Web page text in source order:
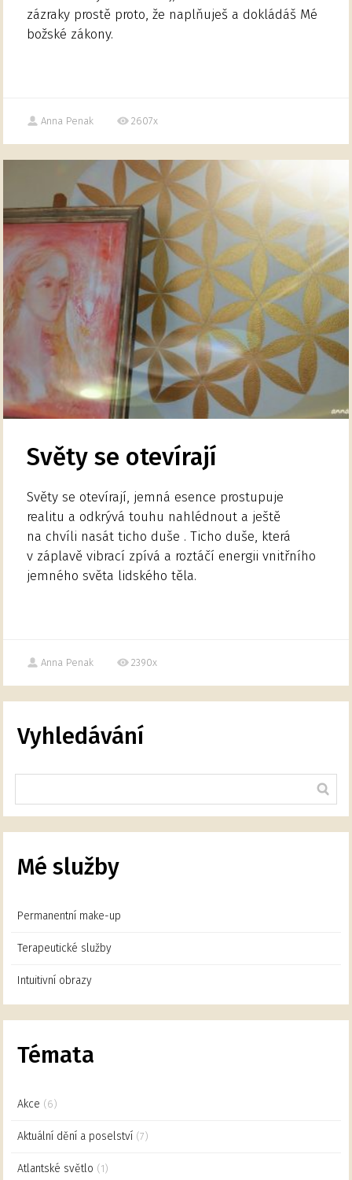
zázraky prostě proto, že naplňuješ a dokládáš Mé
božské zákony.
Anna Penak 2607x
Světy se otevírají
Světy se otevírají, jemná esence prostupuje
realitu a odkrývá touhu nahlédnout a ještě
na chvíli nasát ticho duše . Ticho duše, která
v záplavě vibrací zpívá a roztáčí energii vnitřního
jemného světa lidského těla.
Anna Penak 2390x
Vyhledávání
Mé služby
Permanentní make-up
Terapeutické služby
Intuitivní obrazy
Témata
Akce (6)
Aktuální dění a poselství (7)
Atlantské světlo (1)